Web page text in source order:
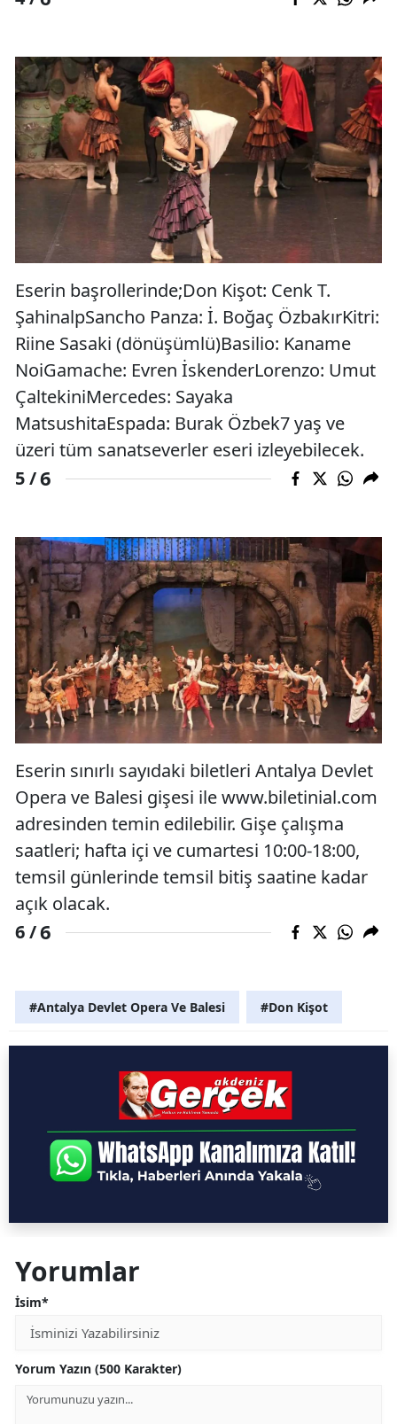
Eserin başrollerinde;Don Kişot: Cenk T.
ŞahinalpSancho Panza: İ. Boğaç ÖzbakırKitri:
Riine Sasaki (dönüşümlü)Basilio: Kaname
NoiGamache: Evren İskenderLorenzo: Umut
ÇaltekiniMercedes: Sayaka
MatsushitaEspada: Burak Özbek7 yaş ve
üzeri tüm sanatseverler eseri izleyebilecek.
5 /6
Eserin sınırlı sayıdaki biletleri Antalya Devlet
Opera ve Balesi gişesi ile www.biletinial.com
adresinden temin edilebilir. Gişe çalışma
saatleri; hafta içi ve cumartesi 10:00-18:00,
temsil günlerinde temsil bitiş saatine kadar
açık olacak.
6 /6
#Antalya Devlet Opera Ve Balesi #Don Kişot
Yorumlar
İsim*
Yorum Yazın (500 Karakter)